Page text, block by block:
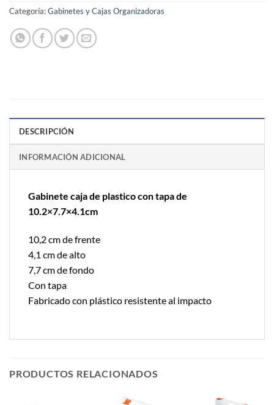
Categoría:Gabinetes y Cajas Organizadoras
DESCRIPCIÓN
INFORMACIÓN ADICIONAL
Gabinete caja de plastico con tapa de
10.2×7.7×4.1cm
10,2 cm de frente
4,1 cm de alto
7,7 cm de fondo
Con tapa
Fabricado con plástico resistente al impacto
PRODUCTOS RELACIONADOS